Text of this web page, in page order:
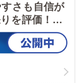
さも自信が
を評価！年